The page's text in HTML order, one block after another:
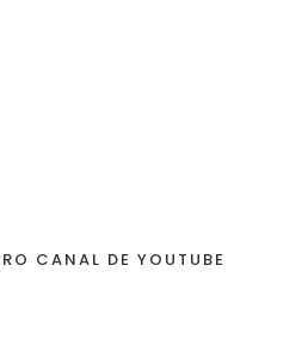
CANAL DE YOUTUBE